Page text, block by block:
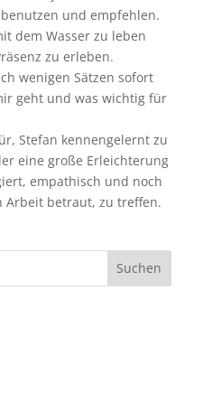
und empfehlen.
dem Wasser zu leben
zu erleben.
wenigen Sätzen sofort
geht und was wichtig für
Stefan kennengelernt zu
eine große Erleichterung
empathisch und noch
Arbeit betraut, zu treffen.